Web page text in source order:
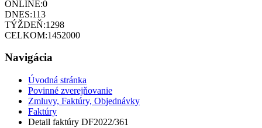
ONLINE:0
DNES:113
TÝŽDEŇ:1298
CELKOM:1452000
Navigácia
Úvodná stránka
Povinné zverejňovanie
Zmluvy, Faktúry, Objednávky
Faktúry
Detail faktúry DF2022/361